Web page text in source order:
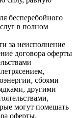
бесперебойного
в полном
за неисполнение
договора оферты
сбоями
другими
могут помешать
оферты.